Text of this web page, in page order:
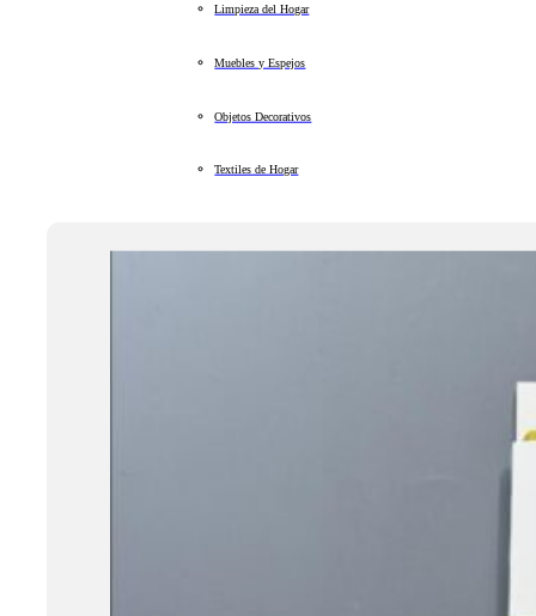
Limpieza del Hogar
Muebles y Espejos
Objetos Decorativos
Textiles de Hogar